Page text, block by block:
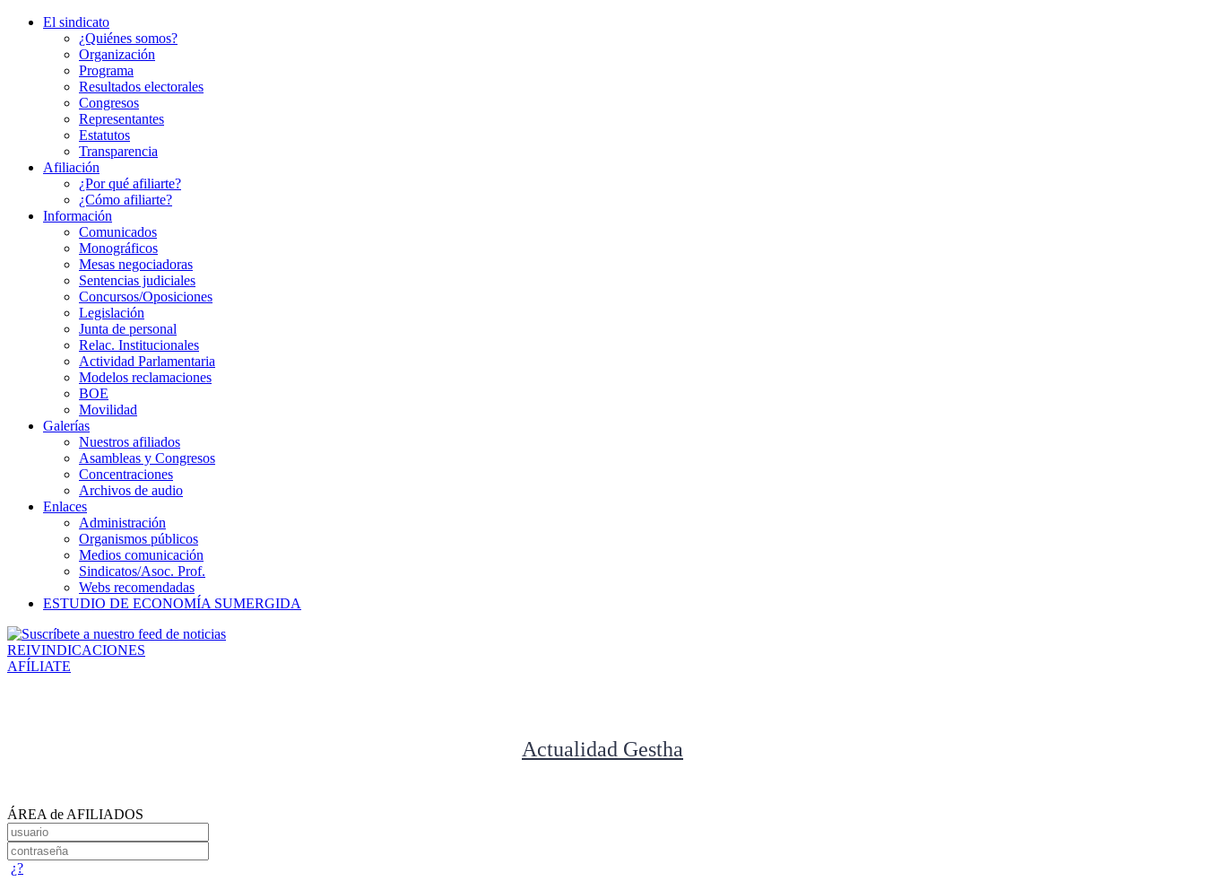
El sindicato
¿Quiénes somos?
Organización
Programa
Resultados electorales
Congresos
Representantes
Estatutos
Transparencia
Afiliación
¿Por qué afiliarte?
¿Cómo afiliarte?
Información
Comunicados
Monográficos
Mesas negociadoras
Sentencias judiciales
Concursos/Oposiciones
Legislación
Junta de personal
Relac. Institucionales
Actividad Parlamentaria
Modelos reclamaciones
BOE
Movilidad
Galerías
Nuestros afiliados
Asambleas y Congresos
Concentraciones
Archivos de audio
Enlaces
Administración
Organismos públicos
Medios comunicación
Sindicatos/Asoc. Prof.
Webs recomendadas
ESTUDIO DE ECONOMÍA SUMERGIDA
REIVINDICACIONES
AFÍLIATE
Actualidad Gestha
ÁREA de AFILIADOS
¿?